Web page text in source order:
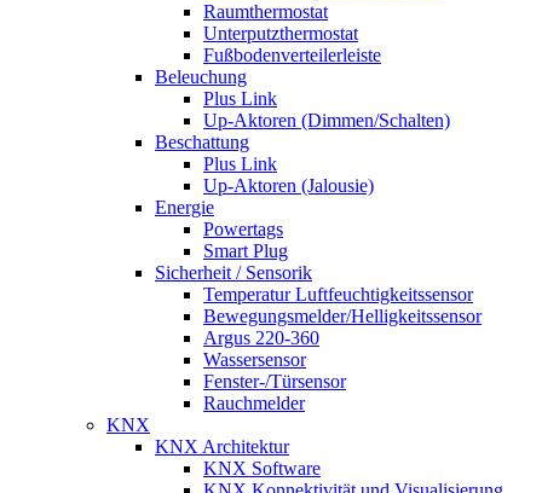
Raumthermostat
Unterputzthermostat
Fußbodenverteilerleiste
Beleuchung
Plus Link
Up-Aktoren (Dimmen/Schalten)
Beschattung
Plus Link
Up-Aktoren (Jalousie)
Energie
Powertags
Smart Plug
Sicherheit / Sensorik
Temperatur Luftfeuchtigkeitssensor
Bewegungsmelder/Helligkeitssensor
Argus 220-360
Wassersensor
Fenster-/Türsensor
Rauchmelder
KNX
KNX Architektur
KNX Software